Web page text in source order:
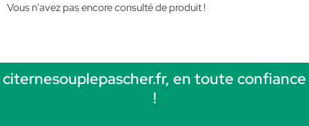
Vous n'avez pas encore consulté de produit !
citernesouplepascher.fr, en toute confiance
!